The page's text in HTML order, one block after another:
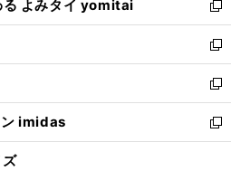
で
開
く
ド
ウ
で
開
く
ィ
ン
ド
ウ
で
開
く
い
ウ
ィ
ン
ド
ウ
で
開
る よみタイ yomitai
新
し
い
ウ
ィ
ン
ド
ウ
新
し
い
ウ
ィ
ン
新
し
い
ウ
ン imidas
新
し